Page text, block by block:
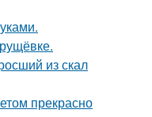
из скал
прекрасно